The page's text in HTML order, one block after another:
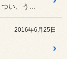
2016年6月25日